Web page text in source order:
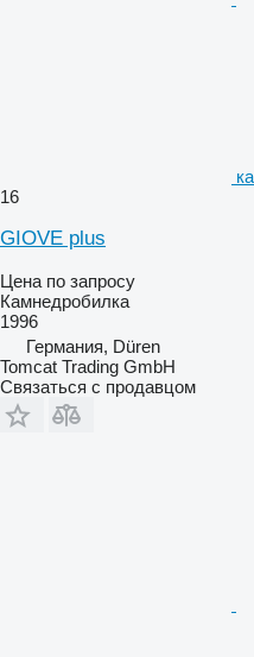
16
GIOVE plus
Цена по запросу
Камнедробилка
1996
Германия, Düren
Tomcat Trading GmbH
Связаться с продавцом